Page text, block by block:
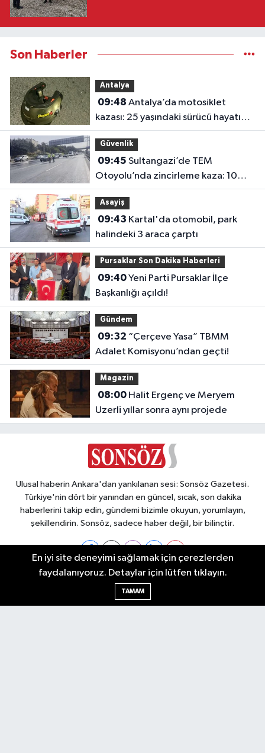
Son Haberler
Antalya
09:48
kazası: 25 yaşındaki sürücü hayatını
kaybetti
Güvenlik
09:45
Otoyolu’nda zincirleme kaza: 10
araç birbirine girdi
Asayiş
09:43
halindeki 3 araca çarptı
Pursaklar Son Dakika Haberleri
09:40Yeni Parti Pursaklar İlçe
Başkanlığı açıldı!
Gündem
09:32
Adalet Komisyonu’ndan geçti!
Magazin
08:00Halit Ergenç ve Meryem
Uzerli yıllar sonra aynı projede
Ulusal haberin Ankara'dan yankılanan sesi: Sonsöz Gazetesi.
Türkiye'nin dört bir yanından en güncel, sıcak, son dakika
haberlerini takip edin, gündemi bizimle okuyun, yorumlayın,
şekillendirin. Sonsöz, sadece haber değil, bir bilinçtir.
Ankara Nöbetçi Eczaneler
En iyi site deneyimi sağlamak için çerezlerden
faydalanıyoruz. Detaylar için lütfen tıklayın.
TAMAM